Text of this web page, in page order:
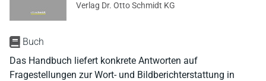
Buch
Das Handbuch liefert konkrete Antworten auf
Fragestellungen zur Wort- und Bildberichterstattung in
Verlag Dr. Otto Schmidt KG